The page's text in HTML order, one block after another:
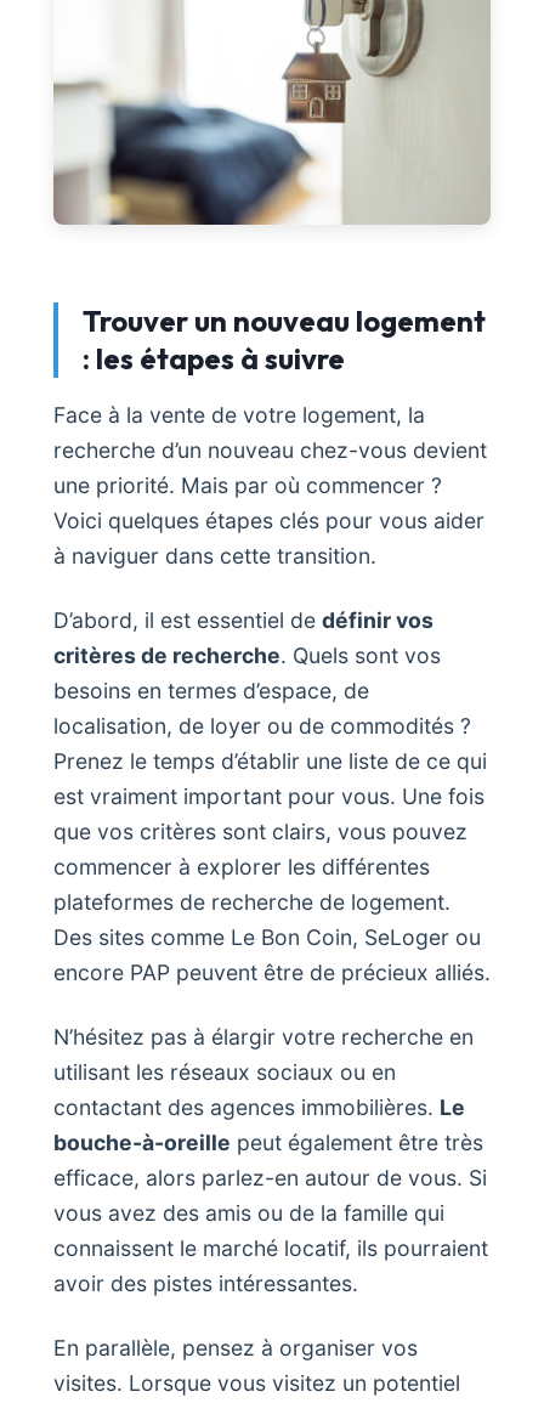
Trouver un nouveau logement
: les étapes à suivre
Face à la vente de votre logement, la
recherche d’un nouveau chez-vous devient
une priorité. Mais par où commencer ?
Voici quelques étapes clés pour vous aider
à naviguer dans cette transition.
D’abord, il est essentiel de définir vos
critères de recherche. Quels sont vos
besoins en termes d’espace, de
localisation, de loyer ou de commodités ?
Prenez le temps d’établir une liste de ce qui
est vraiment important pour vous. Une fois
que vos critères sont clairs, vous pouvez
commencer à explorer les différentes
plateformes de recherche de logement.
Des sites comme Le Bon Coin, SeLoger ou
encore PAP peuvent être de précieux alliés.
N’hésitez pas à élargir votre recherche en
utilisant les réseaux sociaux ou en
contactant des agences immobilières. Le
bouche-à-oreille peut également être très
efficace, alors parlez-en autour de vous. Si
vous avez des amis ou de la famille qui
connaissent le marché locatif, ils pourraient
avoir des pistes intéressantes.
En parallèle, pensez à organiser vos
visites. Lorsque vous visitez un potentiel